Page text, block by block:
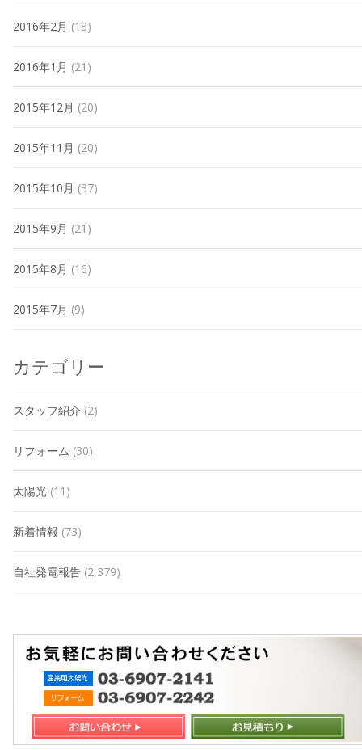
2016年2月 (18)
2016年1月 (21)
2015年12月 (20)
2015年11月 (20)
2015年10月 (37)
2015年9月 (21)
2015年8月 (16)
2015年7月 (9)
カテゴリー
スタッフ紹介 (2)
リフォーム (30)
太陽光 (11)
新着情報 (73)
自社発電報告 (2,379)